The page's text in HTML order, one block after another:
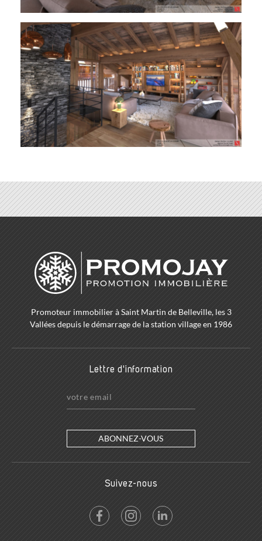
Promoteur immobilier à Saint Martin de Belleville, les 3
Vallées depuis le démarrage de la station village en 1986
Lettre d'information
ABONNEZ-VOUS
Suivez-nous